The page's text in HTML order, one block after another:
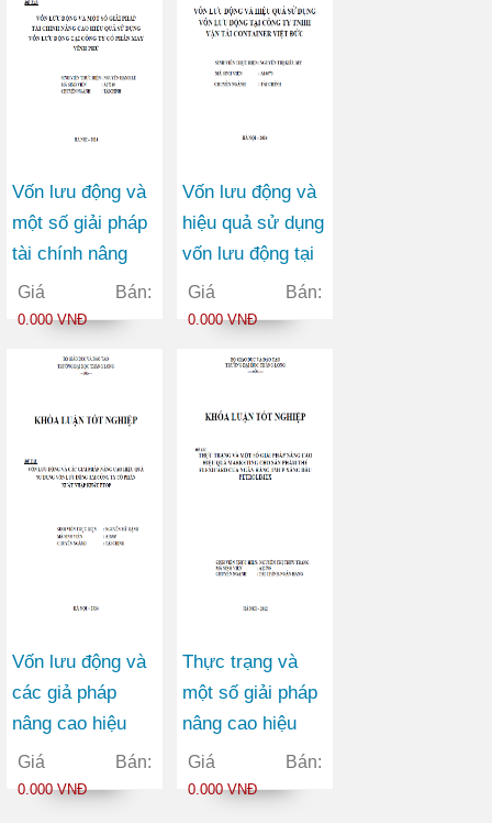
Vốn lưu động và
một số giải pháp
tài chính nâng
cao hiệu quả sử
dụng vốn lưu
Cổ phần May
Giá Bán:
0.000 VNĐ
Vốn lưu động và
hiệu quả sử dụng
vốn lưu động tại
công ty TNHH
vận tải container
Giá Bán:
0.000 VNĐ
Vốn lưu động và
các giả pháp
nâng cao hiệu
quả sử dụng vốn
lưu động tại Công
Giá Bán:
0.000 VNĐ
Thực trạng và
một số giải pháp
nâng cao hiệu
quả marketing
cho sản phẩm
Giá Bán:
0.000 VNĐ